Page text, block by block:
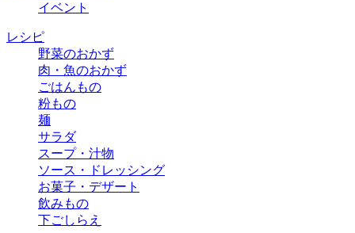
イベント
レシピ
野菜のおかず
肉・魚のおかず
ごはんもの
粉もの
麺
サラダ
スープ・汁物
ソース・ドレッシング
お菓子・デザート
飲みもの
下ごしらえ